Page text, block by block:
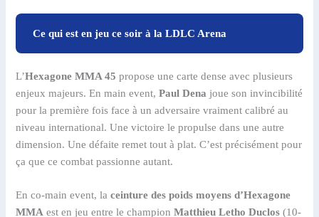
Ce qui est en jeu ce soir à la LDLC Arena
L’Hexagone MMA 45 propose une carte dense avec plusieurs
enjeux majeurs. En main event,Paul Dena joue son invincibilité
pour la première fois face à un adversaire vraiment calibré au
niveau international. Une victoire le propulse dans une autre
dimension. Une défaite remet tout à plat. C’est précisément pour
ça que ce combat passionne autant.
En co-main event, laceinture des poids moyens d’Hexagone
MMA est en jeu entre le championMatthieu Letho Duclos (10-